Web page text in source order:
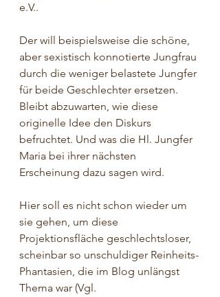
e.V..
Der will beispielsweise die schöne,
aber sexistisch konnotierte Jungfrau
durch die weniger belastete Jungfer
für beide Geschlechter ersetzen.
Bleibt abzuwarten, wie diese
originelle Idee den Diskurs
befruchtet. Und was die Hl. Jungfer
Maria bei ihrer nächsten
Erscheinung dazu sagen wird.
Hier soll es nicht schon wieder um
sie gehen, um diese
Projektionsfläche geschlechtsloser,
scheinbar so unschuldiger Reinheits-
Phantasien, die im Blog unlängst
Thema war (Vgl.